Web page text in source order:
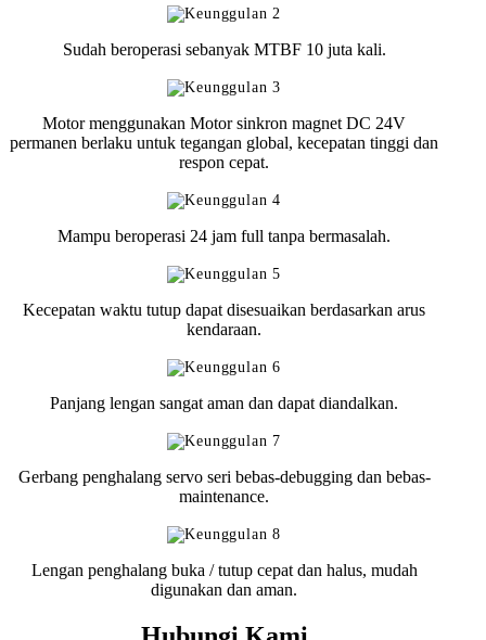
Sudah beroperasi sebanyak MTBF 10 juta kali.
Motor menggunakan Motor sinkron magnet DC 24V
permanen berlaku untuk tegangan global, kecepatan tinggi dan
respon cepat.
Mampu beroperasi 24 jam full tanpa bermasalah.
Kecepatan waktu tutup dapat disesuaikan berdasarkan arus
kendaraan.
Panjang lengan sangat aman dan dapat diandalkan.
Gerbang penghalang servo seri bebas-debugging dan bebas-
maintenance.
Lengan penghalang buka / tutup cepat dan halus, mudah
digunakan dan aman.